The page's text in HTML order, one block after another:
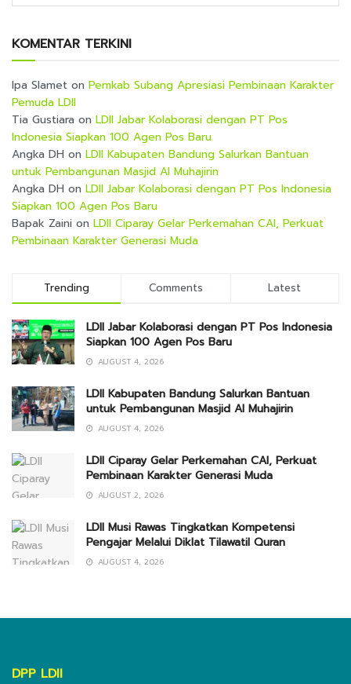
KOMENTAR TERKINI
Ipa Slamet on Pemkab Subang Apresiasi Pembinaan Karakter
Pemuda LDII
Tia Gustiara on LDII Jabar Kolaborasi dengan PT Pos
Indonesia Siapkan 100 Agen Pos Baru
Angka DH on LDII Kabupaten Bandung Salurkan Bantuan
untuk Pembangunan Masjid Al Muhajirin
Angka DH on LDII Jabar Kolaborasi dengan PT Pos Indonesia
Siapkan 100 Agen Pos Baru
Bapak Zaini on LDII Ciparay Gelar Perkemahan CAI, Perkuat
Pembinaan Karakter Generasi Muda
Trending Comments Latest
LDII Jabar Kolaborasi dengan PT Pos Indonesia
Siapkan 100 Agen Pos Baru
AUGUST 4, 2026
LDII Kabupaten Bandung Salurkan Bantuan
untuk Pembangunan Masjid Al Muhajirin
AUGUST 4, 2026
LDII Ciparay Gelar Perkemahan CAI, Perkuat
Pembinaan Karakter Generasi Muda
AUGUST 2, 2026
LDII Musi Rawas Tingkatkan Kompetensi
Pengajar Melalui Diklat Tilawatil Quran
AUGUST 4, 2026
DPP LDII